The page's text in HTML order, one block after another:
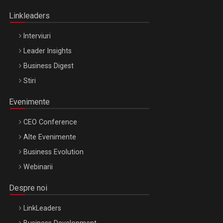
Linkleaders
Interviuri
Leader Insights
Business Digest
Stiri
Evenimente
CEO Conference
Alte Evenimente
Business Evolution
Webinarii
Despre noi
LinkLeaders